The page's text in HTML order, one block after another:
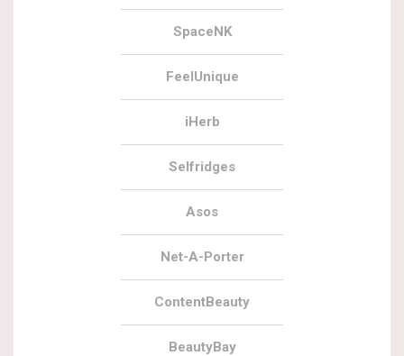
SpaceNK
FeelUnique
iHerb
Selfridges
Asos
Net-A-Porter
ContentBeauty
BeautyBay